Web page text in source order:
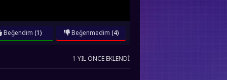
Beğendim (1) Beğenmedim (4)
1 YIL ÖNCE EKLENDI